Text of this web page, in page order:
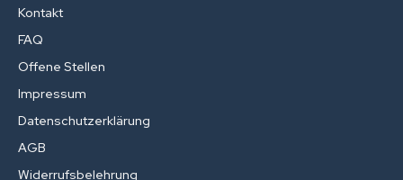
Kontakt
FAQ
Offene Stellen
Impressum
Datenschutzerklärung
AGB
Widerrufsbelehrung